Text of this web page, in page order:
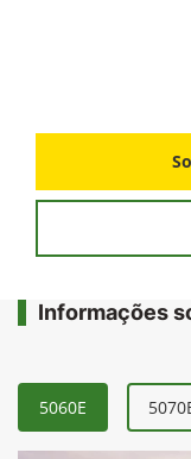
Informações
5060E